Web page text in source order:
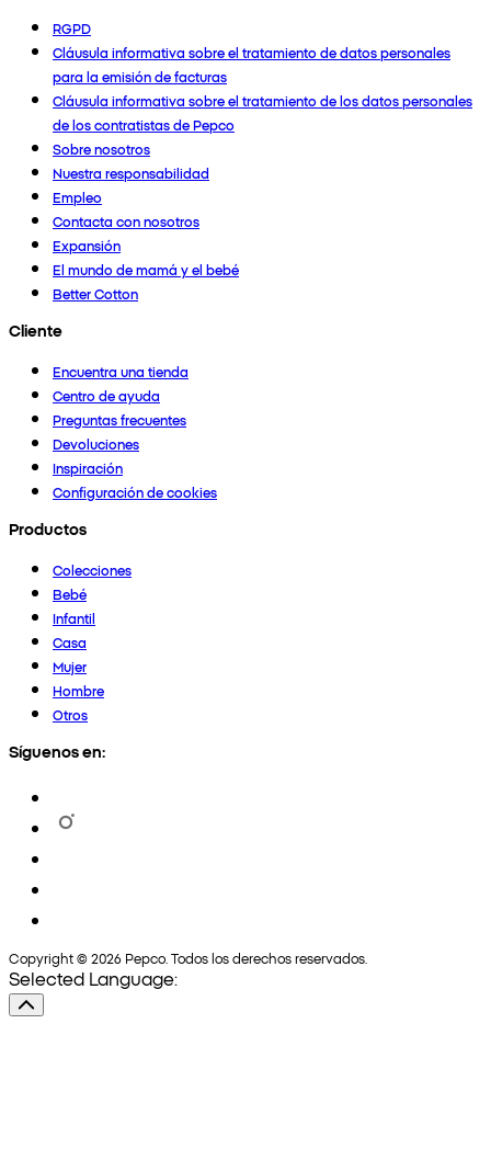
RGPD
Cláusula informativa sobre el tratamiento de datos personales
para la emisión de facturas
Cláusula informativa sobre el tratamiento de los datos personales
de los contratistas de Pepco
Sobre nosotros
Nuestra responsabilidad
Empleo
Contacta con nosotros
Expansión
El mundo de mamá y el bebé
Better Cotton
Cliente
Encuentra una tienda
Centro de ayuda
Preguntas frecuentes
Devoluciones
Inspiración
Configuración de cookies
Productos
Colecciones
Bebé
Infantil
Casa
Mujer
Hombre
Otros
Síguenos en:
Copyright © 2026 Pepco. Todos los derechos reservados.
Selected Language: